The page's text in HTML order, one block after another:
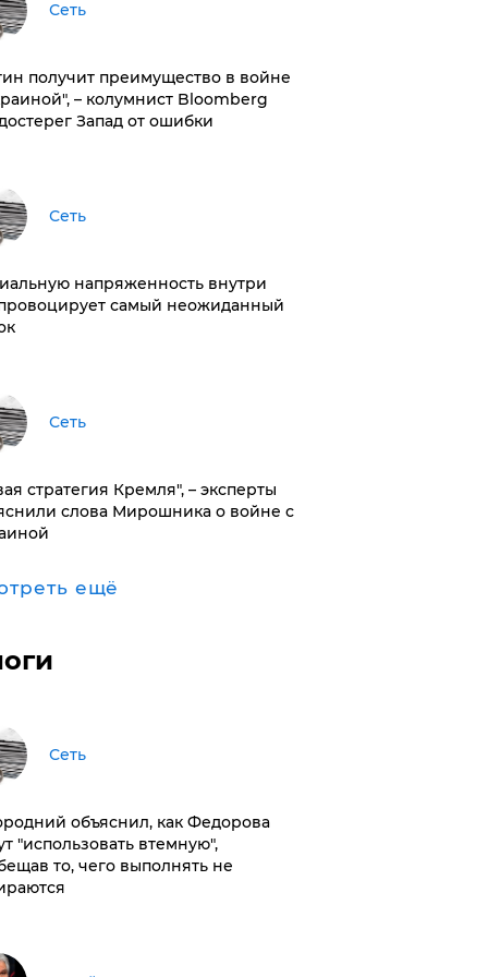
Сеть
получит преимущество в войне
– колумнист Bloomberg
Запад от ошибки
Сеть
напряженность внутри
самый неожиданный
Сеть
стратегия Кремля", – эксперты
слова Мирошника о войне с
ещё
Сеть
объяснил, как Федорова
"использовать втемную",
то, чего выполнять не